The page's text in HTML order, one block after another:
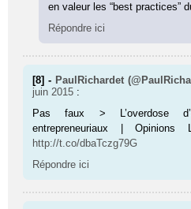
en valeur les “best practices”
Répondre ici
[8] - PaulRichardet
juin 2015 :
Pas faux > L’overdose
entrepreneuriaux |
http://t.co/dbaTczg79G
Répondre ici